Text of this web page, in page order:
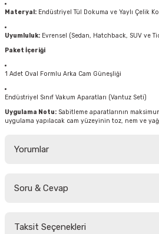
Materyal: Endüstriyel Tül Dokuma ve Yaylı Çelik
Uyumluluk: Evrensel (Sedan, Hatchback, SUV ve
Paket İçeriği
1 Adet Oval Formlu Arka Cam Güneşliği
Endüstriyel Sınıf Vakum Aparatları (Vantuz Seti)
Uygulama Notu: Sabitleme aparatlarının
uygulama yapılacak cam yüzeyinin toz, nem ve
Yorumlar
Soru & Cevap
Taksit Seçenekleri